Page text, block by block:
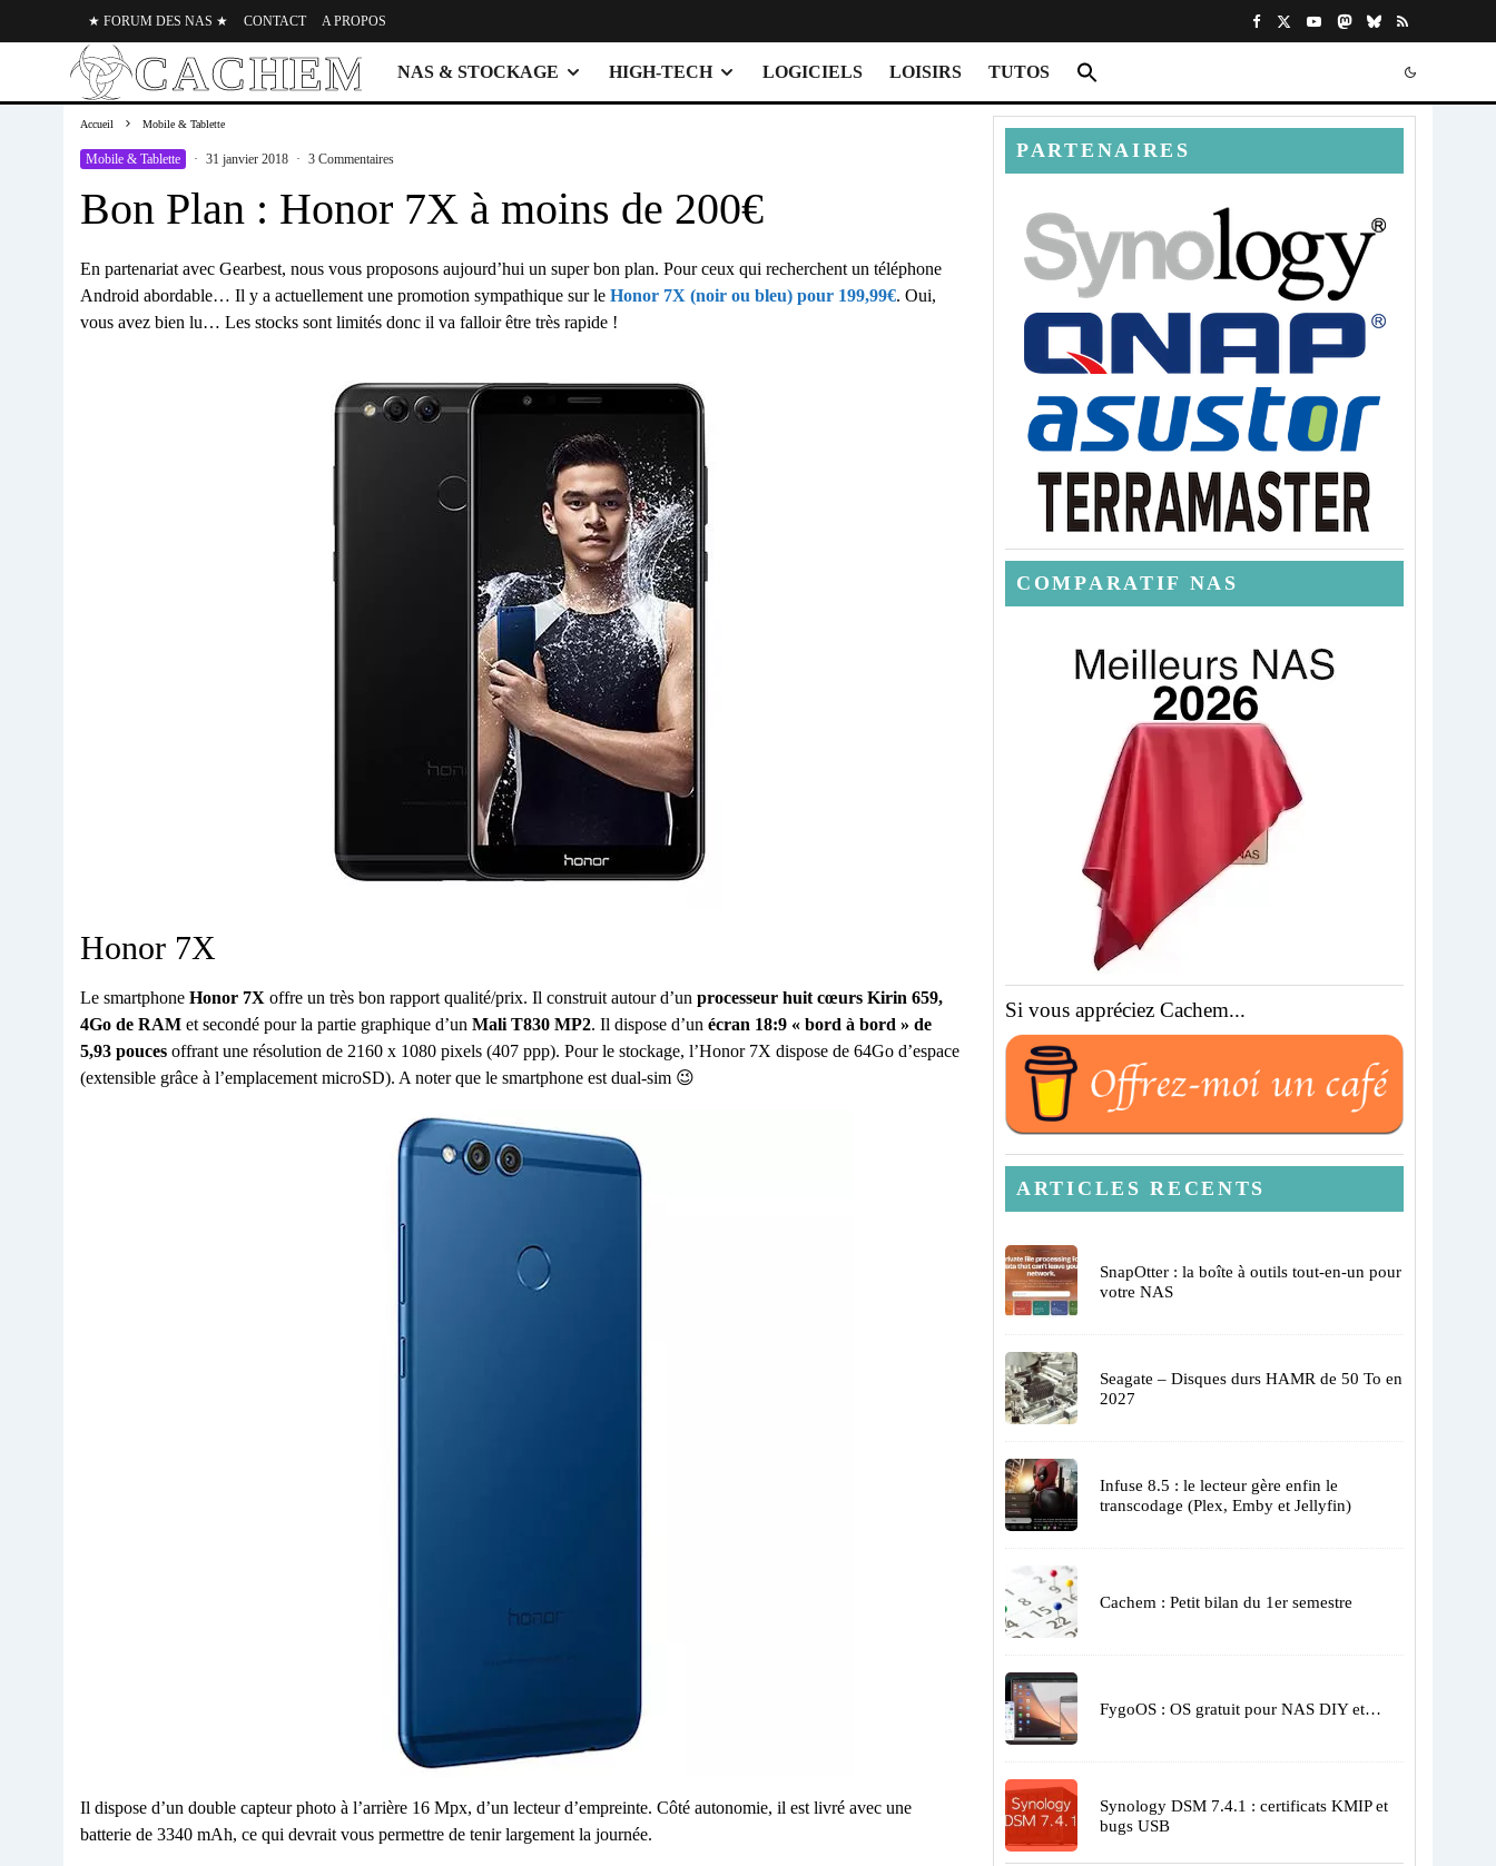
★ FORUM DES NAS ★ CONTACT A PROPOS
NAS & STOCKAGE HIGH-TECH LOGICIELS LOISIRS TUTOS
Accueil Mobile & Tablette
Mobile & Tablette · 31 janvier 2018 · 3 Commentaires
Bon Plan : Honor 7X à moins de 200€
En partenariat avec Gearbest, nous vous proposons aujourd’hui un super bon plan. Pour ceux qui recherchent un téléphone
Android abordable… Il y a actuellement une promotion sympathique sur le Honor 7X (noir ou bleu) pour 199,99€. Oui,
vous avez bien lu… Les stocks sont limités donc il va falloir être très rapide !
Honor 7X
Le smartphone Honor 7X offre un très bon rapport qualité/prix. Il construit autour d’un processeur huit cœurs Kirin 659,
4Go de RAM et secondé pour la partie graphique d’un Mali T830 MP2. Il dispose d’un écran 18:9 « bord à bord » de
5,93 pouces offrant une résolution de 2160 x 1080 pixels (407 ppp). Pour le stockage, l’Honor 7X dispose de 64Go d’espace
(extensible grâce à l’emplacement microSD). A noter que le smartphone est dual-sim 😉
Il dispose d’un double capteur photo à l’arrière 16 Mpx, d’un lecteur d’empreinte. Côté autonomie, il est livré avec une
batterie de 3340 mAh, ce qui devrait vous permettre de tenir largement la journée.
PARTENAIRES
COMPARATIF NAS
Si vous appréciez Cachem...
ARTICLES RECENTS
SnapOtter : la boîte à outils tout-en-un pour
votre NAS
Seagate – Disques durs HAMR de 50 To en
2027
Infuse 8.5 : le lecteur gère enfin le
transcodage (Plex, Emby et Jellyfin)
Cachem : Petit bilan du 1er semestre
FygoOS : OS gratuit pour NAS DIY et…
Synology DSM 7.4.1 : certificats KMIP et
bugs USB